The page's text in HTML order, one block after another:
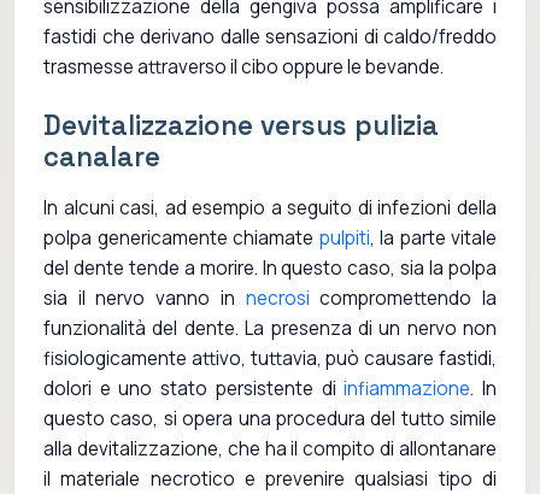
sensibilizzazione della gengiva possa amplificare i
fastidi che derivano dalle sensazioni di caldo/freddo
trasmesse attraverso il cibo oppure le bevande.
Devitalizzazione versus pulizia
canalare
In alcuni casi, ad esempio a seguito di infezioni della
polpa genericamente chiamate pulpiti, la parte vitale
del dente tende a morire. In questo caso, sia la polpa
sia il nervo vanno in necrosi compromettendo la
funzionalità del dente. La presenza di un nervo non
fisiologicamente attivo, tuttavia, può causare fastidi,
dolori e uno stato persistente diinfiammazione. In
questo caso, si opera una procedura del tutto simile
alla devitalizzazione, che ha il compito di allontanare
il materiale necrotico e prevenire qualsiasi tipo di